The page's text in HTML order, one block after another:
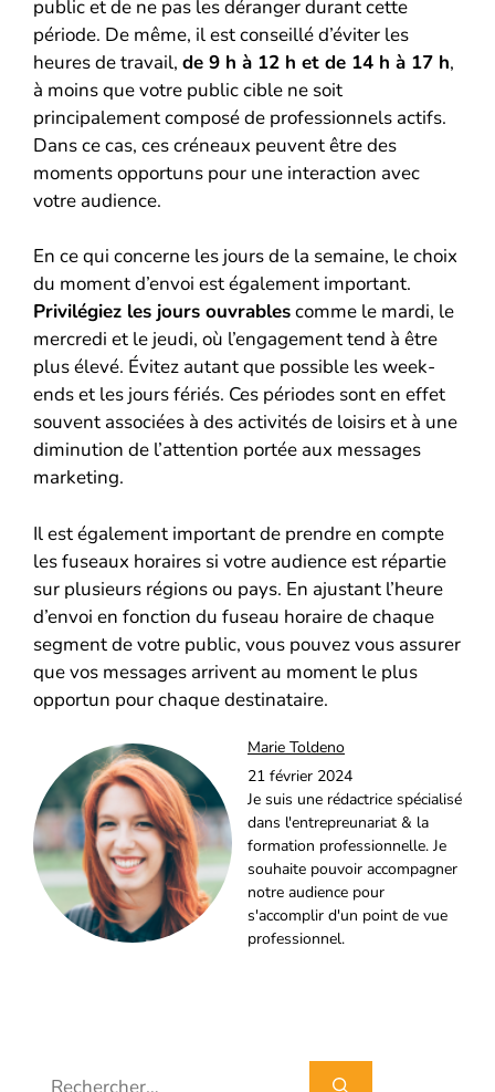
public et de ne pas les déranger durant cette
période. De même, il est conseillé d’éviter les
heures de travail, de 9 h à 12 h et de 14 h à 17 h,
à moins que votre public cible ne soit
principalement composé de professionnels actifs.
Dans ce cas, ces créneaux peuvent être des
moments opportuns pour une interaction avec
votre audience.
En ce qui concerne les jours de la semaine, le choix
du moment d’envoi est également important.
Privilégiez les jours ouvrablescomme le mardi, le
mercredi et le jeudi, où l’engagement tend à être
plus élevé. Évitez autant que possible les week-
ends et les jours fériés. Ces périodes sont en effet
souvent associées à des activités de loisirs et à une
diminution de l’attention portée aux messages
marketing.
Il est également important de prendre en compte
les fuseaux horaires si votre audience est répartie
sur plusieurs régions ou pays. En ajustant l’heure
d’envoi en fonction du fuseau horaire de chaque
segment de votre public, vous pouvez vous assurer
que vos messages arrivent au moment le plus
opportun pour chaque destinataire.
Marie Toldeno
21 février 2024
Je suis une rédactrice spécialisé
dans l'entrepreunariat & la
formation professionnelle. Je
souhaite pouvoir accompagner
notre audience pour
s'accomplir d'un point de vue
professionnel.
Rechercher :